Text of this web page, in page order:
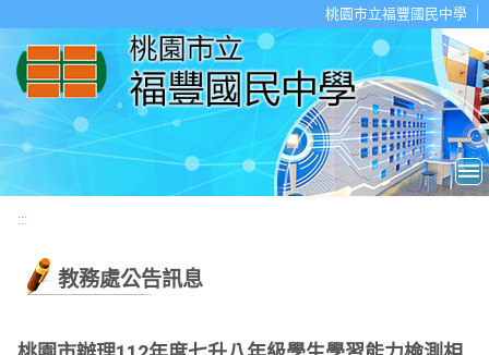
桃園市立福豐國民中學
:::
教務處公告訊息